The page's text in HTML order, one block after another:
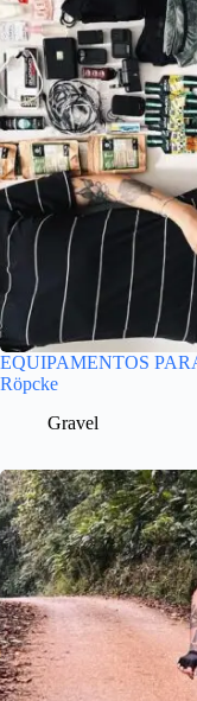
EQUIPAMENTOS
Röpcke
Gravel